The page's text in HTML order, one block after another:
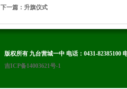
下一篇：升旗仪式
版权所有 九台营城一中 电话：0431-82385100
吉ICP备14003621号-1